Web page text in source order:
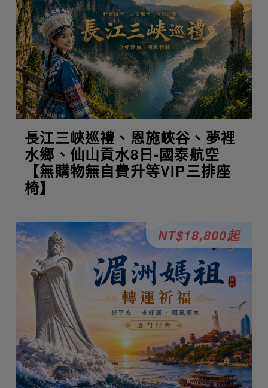
長江三峽巡禮、恩施峽谷、夢裡
水鄉、仙山貢水8日-國泰航空
【無購物無自費升等VIP三排座
椅】
NT$18,800起